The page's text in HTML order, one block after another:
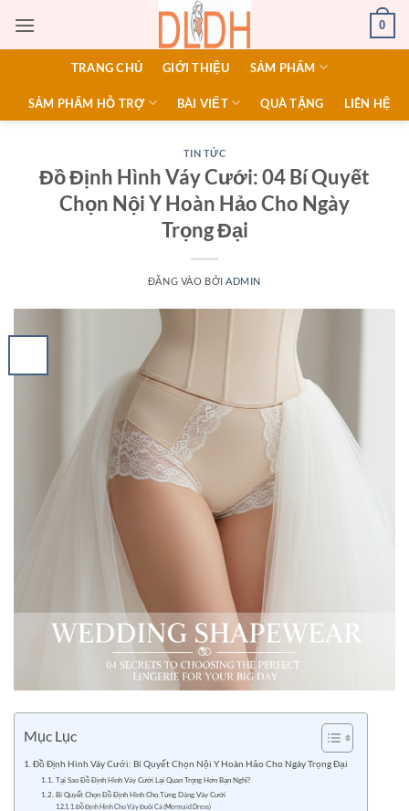
qua
0
TRANG CHỦ GIỚI THIỆU SẢM PHẨM
SẢM PHẨM HỖ TRỢ BÀI VIẾT QUÀ TẶNG LIÊN HỆ
TIN TỨC
Đồ Định Hình Váy Cưới: 04 Bí Quyết
Chọn Nội Y Hoàn Hảo Cho Ngày
Trọng Đại
ĐĂNG VÀO BỞI ADMIN
Mục Lục
Đồ Định Hình Váy Cưới: Bí Quyết Chọn Nội Y Hoàn Hảo Cho Ngày Trọng Đại
Tại Sao Đồ Định Hình Váy Cưới Lại Quan Trọng Hơn Bạn Nghĩ?
Bí Quyết Chọn Đồ Định Hình Cho Từng Dáng Váy Cưới
1. Đồ Định Hình Cho Váy Đuôi Cá (Mermaid Dress)